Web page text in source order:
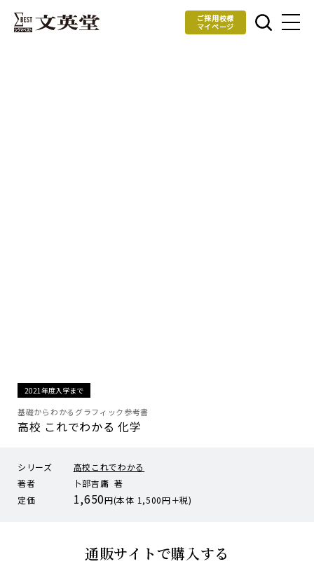
ご採用校様
マイページ
2021年度入学まで
基礎からわかるグラフィック参考書
高校 これでわかる 化学
シリーズ
高校これでわかる
著者
卜部吉庸 著
定価
1,650円(本体 1,500円＋税)
通販サイトで購入する